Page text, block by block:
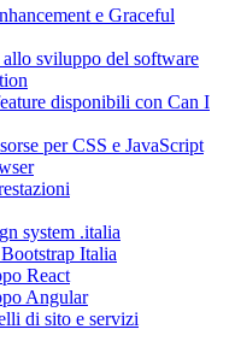
e Graceful
sviluppo del software
disponibili con Can I
per CSS e JavaScript
system .italia
Italia
React
Angular
di sito e servizi